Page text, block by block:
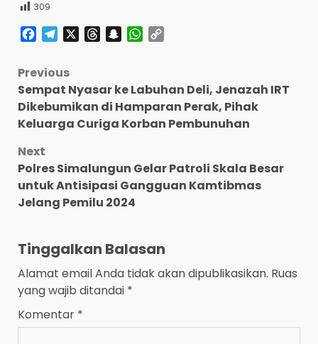
309
Facebook
TelegramThreadsSnapchatWhatsApp
Post
navigation
Previous
Sempat Nyasar ke Labuhan Deli, Jenazah IRT
Dikebumikan di Hamparan Perak, Pihak
Keluarga Curiga Korban Pembunuhan
Next
Polres Simalungun Gelar Patroli Skala Besar
untuk Antisipasi Gangguan Kamtibmas
Jelang Pemilu 2024
Tinggalkan Balasan
Alamat email Anda tidak akan dipublikasikan. Ruas
yang wajib ditandai *
Komentar *